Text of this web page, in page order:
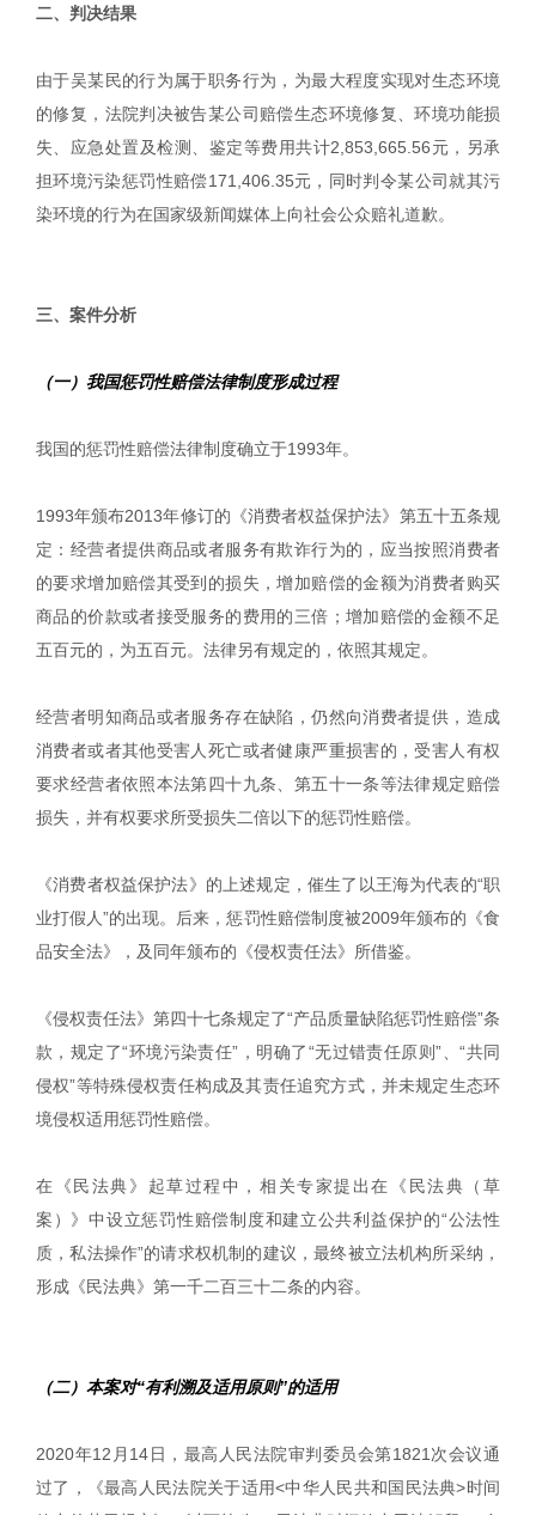
二、判决结果
由于吴某民的行为属于职务行为，为最大程度实现对生态环境
的修复，法院判决被告某公司赔偿生态环境修复、环境功能损
失、应急处置及检测、鉴定等费用共计2,853,665.56元，另承
担环境污染惩罚性赔偿171,406.35元，同时判令某公司就其污
染环境的行为在国家级新闻媒体上向社会公众赔礼道歉。
三、案件分析
（一）我国惩罚性赔偿法律制度形成过程
我国的惩罚性赔偿法律制度确立于1993年。
1993年颁布2013年修订的《消费者权益保护法》第五十五条规
定：经营者提供商品或者服务有欺诈行为的，应当按照消费者
的要求增加赔偿其受到的损失，增加赔偿的金额为消费者购买
商品的价款或者接受服务的费用的三倍；增加赔偿的金额不足
五百元的，为五百元。法律另有规定的，依照其规定。
经营者明知商品或者服务存在缺陷，仍然向消费者提供，造成
消费者或者其他受害人死亡或者健康严重损害的，受害人有权
要求经营者依照本法第四十九条、第五十一条等法律规定赔偿
损失，并有权要求所受损失二倍以下的惩罚性赔偿。
《消费者权益保护法》的上述规定，催生了以王海为代表的“职
业打假人”的出现。后来，惩罚性赔偿制度被2009年颁布的《食
品安全法》，及同年颁布的《侵权责任法》所借鉴。
《侵权责任法》第四十七条规定了“产品质量缺陷惩罚性赔偿”条
款，规定了“环境污染责任”，明确了“无过错责任原则”、“共同
侵权”等特殊侵权责任构成及其责任追究方式，并未规定生态环
境侵权适用惩罚性赔偿。
在《民法典》起草过程中，相关专家提出在《民法典（草
案）》中设立惩罚性赔偿制度和建立公共利益保护的“公法性
质，私法操作”的请求权机制的建议，最终被立法机构所采纳，
形成《民法典》第一千二百三十二条的内容。
（二）本案对“有利溯及适用原则”的适用
2020年12月14日，最高人民法院审判委员会第1821次会议通
过了，《最高人民法院关于适用<中华人民共和国民法典>时间